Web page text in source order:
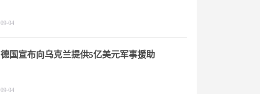
09-04
德国宣布向乌克兰提供5亿美元军事援助
09-04